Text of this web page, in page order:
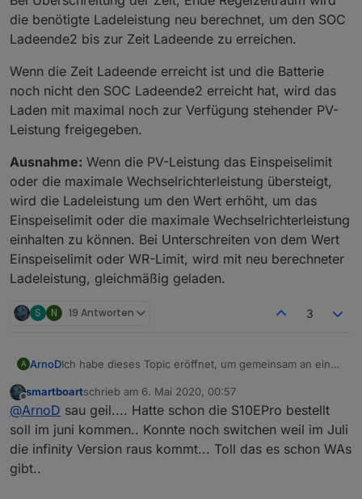
die benötigte Ladeleistung neu berechnet, um den SOC
Ladeende2 bis zur Zeit Ladeende zu erreichen.
Wenn die Zeit Ladeende erreicht ist und die Batterie
noch nicht den SOC Ladeende2 erreicht hat, wird das
Laden mit maximal noch zur Verfügung stehender PV-
Leistung freigegeben.
Ausnahme: Wenn die PV-Leistung das Einspeiselimit
oder die maximale Wechselrichterleistung übersteigt,
wird die Ladeleistung um den Wert erhöht, um das
Einspeiselimit oder die maximale Wechselrichterleistung
einhalten zu können. Bei Unterschreiten von dem Wert
Einspeiselimit oder WR-Limit, wird mit neu berechneter
Ladeleistung, gleichmäßig geladen.
S N 19 Antworten 3
A ArnoDIch habe dieses Topic eröffnet, um gemeinsam an einer
ioBroker zu arbeiten.
Dankeschön an dieser Stelle an Eberhard und sein
Programm E3DC-Control, ohne ihn wäre das alles nicht
Großes Lob und Danke auch an Uli, der den Adapter
Ziel der Steuerung ist:
Mit der Steuerung soll erreicht werden, dass der
Batteriespeicher möglichst schonend geladen wird, um
Speicher soll nie längere Zeit auf 100 % geladen
werden oder auf 0 % entladen werden.
Möglichst gleichmäßige Ladeleistung beim Laden.
ioBroker
Es werden folgende Adapter benötigt:
Offline
smartboartschrieb am 6. Mai 2020, 00:57
zuletzt editiert von
@ArnoD sau geil.... Hatte schon die S10EPro bestellt
soll im juni kommen.. Konnte noch switchen weil im Juli
die infinity Version raus kommt... Toll das es schon WAs
gibt..